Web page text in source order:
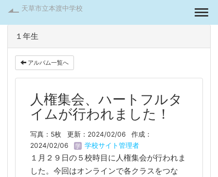
天草市立本渡中学校
１年生
アルバム一覧へ
人権集会、ハートフルタ
イムが行われました！
写真：5枚 更新：2024/02/06
作成：
2024/02/06
学校サイト管理者
１月２９日の５校時目に人権集会が行われま
した。今回はオンラインで各クラスをつな